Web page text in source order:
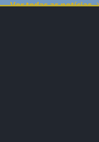
Ver todas as notícias